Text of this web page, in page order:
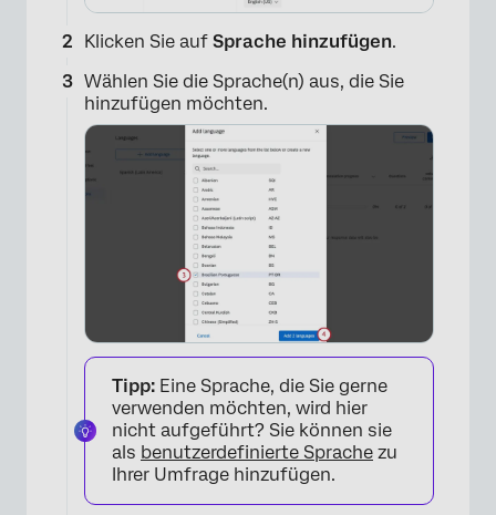
×
Klicken Sie auf Sprache hinzufügen.
Wählen Sie die Sprache(n) aus, die Sie
hinzufügen möchten.
Tipp: Eine Sprache, die Sie gerne
verwenden möchten, wird hier
nicht aufgeführt? Sie können sie
als benutzerdefinierte Sprache zu
Ihrer Umfrage hinzufügen.